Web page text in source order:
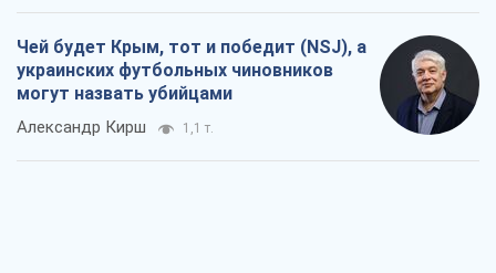
Чей будет Крым, тот и победит (NSJ), а
украинских футбольных чиновников
могут назвать убийцами
Александр Кирш 1,1 т.